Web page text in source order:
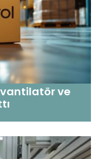
vantilatör ‎ve